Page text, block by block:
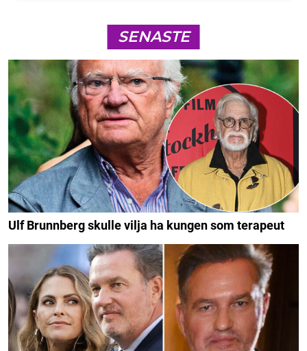
SENASTE
Ulf Brunnberg skulle vilja ha kungen som terapeut